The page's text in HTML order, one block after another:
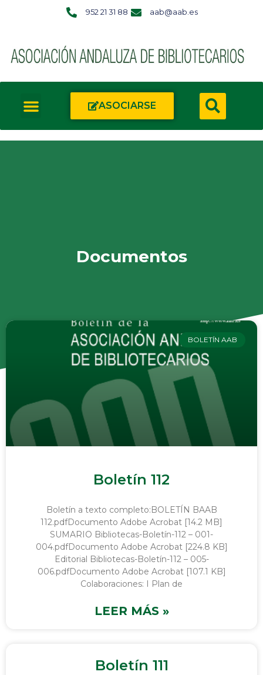
952 21 31 88 aab@aab.es
ASOCIARSE
Documentos
BOLETÍN AAB
Boletín 112
Boletín a texto completo:BOLETÍN BAAB
112.pdfDocumento Adobe Acrobat [14.2 MB]
SUMARIO Bibliotecas-Boletín-112 – 001-
004.pdfDocumento Adobe Acrobat [224.8 KB]
Editorial Bibliotecas-Boletín-112 – 005-
006.pdfDocumento Adobe Acrobat [107.1 KB]
Colaboraciones: I Plan de
LEER MÁS »
Boletín 111